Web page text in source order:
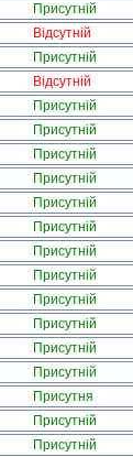
Присутній
Відсутній
Присутній
Відсутній
Присутній
Присутній
Присутній
Присутній
Присутній
Присутній
Присутній
Присутній
Присутній
Присутній
Присутній
Присутній
Присутня
Присутній
Присутній